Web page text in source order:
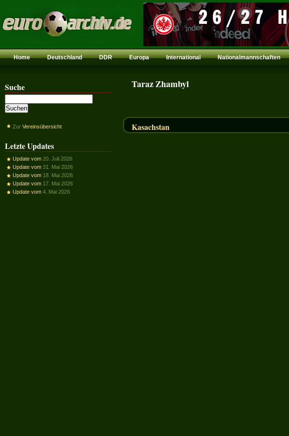
Home Deutschland DDR Europa International Nationalmannschaften
Suche
Zur Vereinsübersicht
Letzte Updates
Update vom 20. Juli 2026
Update vom 31. Mai 2026
Update vom 18. Mai 2026
Update vom 17. Mai 2026
Update vom 4. Mai 2026
Taraz Zhambyl
Kasachstan